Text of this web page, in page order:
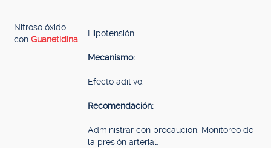
Nitroso óxido
con Guanetidina
Hipotensión.
Mecanismo:
Efecto aditivo.
Recomendación:
Administrar con precaución. Monitoreo de
la presión arterial.